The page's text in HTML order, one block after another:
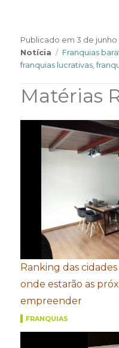
Publicado em3 de junho
Notícia
Tags
Franquias
franquias lucrativas ,
Matérias
Ranking das
onde estarão as
empreender
FRANQUIAS